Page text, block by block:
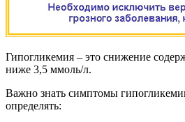
Гипогликемия – это снижение
ниже 3,5 ммоль/л.
Важно знать симптомы
определять: